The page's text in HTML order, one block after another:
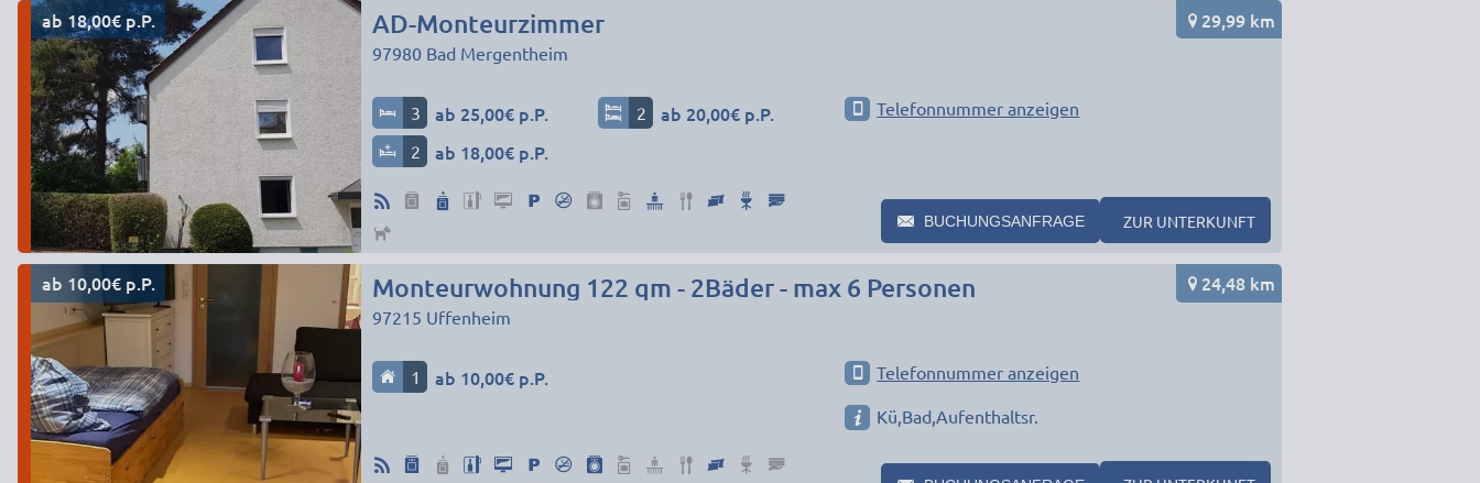
ab 18,00€ p.P. AD-Monteurzimmer
97980 Bad Mergentheim
29,99 km
3 ab 25,00€ p.P. 2 ab 20,00€ p.P.
2 ab 18,00€ p.P.
Telefonnummer anzeigen
BUCHUNGSANFRAGE ZUR UNTERKUNFT
ab 10,00€ p.P. Monteurwohnung 122 qm - 2Bäder - max 6 Personen
97215 Uffenheim
24,48 km
1 ab 10,00€ p.P. Telefonnummer anzeigen
Kü,Bad,Aufenthaltsr.